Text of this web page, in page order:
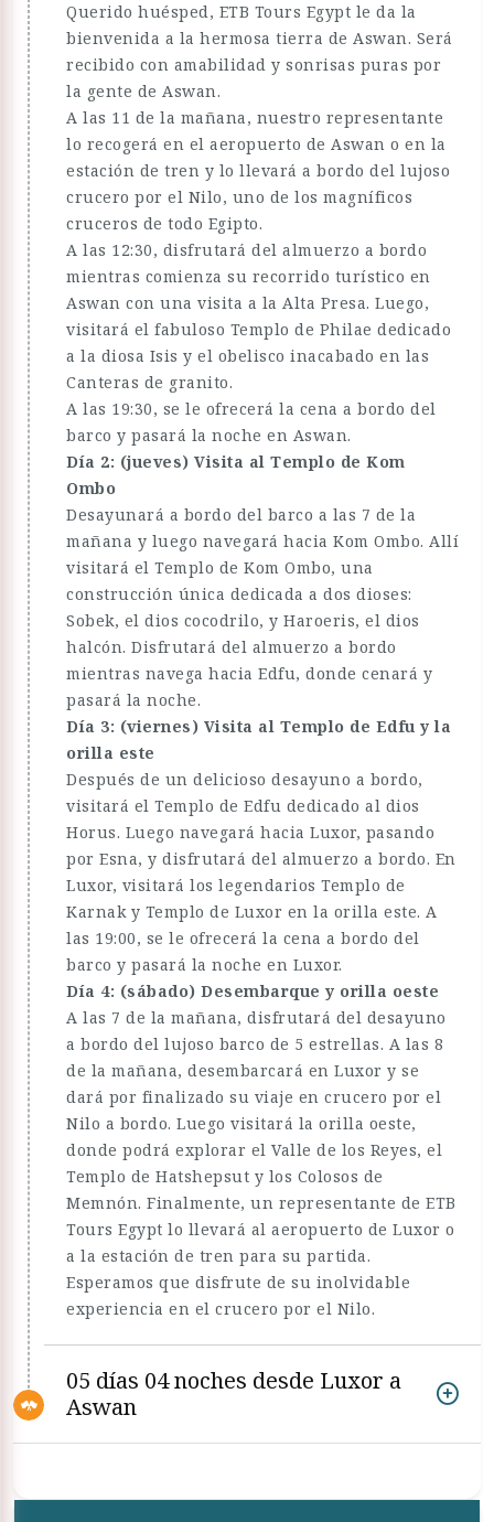
Querido huésped, ETB Tours Egypt le da la
bienvenida a la hermosa tierra de Aswan. Será
recibido con amabilidad y sonrisas puras por
la gente de Aswan.
A las 11 de la mañana, nuestro representante
lo recogerá en el aeropuerto de Aswan o en la
estación de tren y lo llevará a bordo del lujoso
crucero por el Nilo, uno de los magníficos
cruceros de todo Egipto.
A las 12:30, disfrutará del almuerzo a bordo
mientras comienza su recorrido turístico en
Aswan con una visita a la Alta Presa. Luego,
visitará el fabuloso Templo de Philae dedicado
a la diosa Isis y el obelisco inacabado en las
Canteras de granito.
A las 19:30, se le ofrecerá la cena a bordo del
barco y pasará la noche en Aswan.
Día 2: (jueves) Visita al Templo de Kom
Ombo
Desayunará a bordo del barco a las 7 de la
mañana y luego navegará hacia Kom Ombo. Allí
visitará el Templo de Kom Ombo, una
construcción única dedicada a dos dioses:
Sobek, el dios cocodrilo, y Haroeris, el dios
halcón. Disfrutará del almuerzo a bordo
mientras navega hacia Edfu, donde cenará y
pasará la noche.
Día 3: (viernes) Visita al Templo de Edfu y la
orilla este
Después de un delicioso desayuno a bordo,
visitará el Templo de Edfu dedicado al dios
Horus. Luego navegará hacia Luxor, pasando
por Esna, y disfrutará del almuerzo a bordo. En
Luxor, visitará los legendarios Templo de
Karnak y Templo de Luxor en la orilla este. A
las 19:00, se le ofrecerá la cena a bordo del
barco y pasará la noche en Luxor.
Día 4: (sábado) Desembarque y orilla oeste
A las 7 de la mañana, disfrutará del desayuno
a bordo del lujoso barco de 5 estrellas. A las 8
de la mañana, desembarcará en Luxor y se
dará por finalizado su viaje en crucero por el
Nilo a bordo. Luego visitará la orilla oeste,
donde podrá explorar el Valle de los Reyes, el
Templo de Hatshepsut y los Colosos de
Memnón. Finalmente, un representante de ETB
Tours Egypt lo llevará al aeropuerto de Luxor o
a la estación de tren para su partida.
Esperamos que disfrute de su inolvidable
experiencia en el crucero por el Nilo.
05 días 04 noches desde Luxor a
Aswan